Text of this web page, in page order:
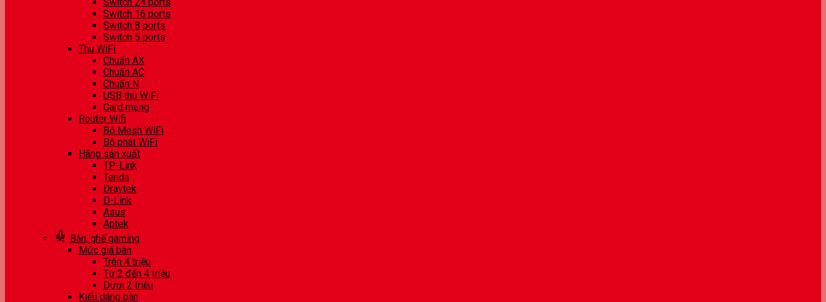
Switch 16 ports
Switch 8 ports
Switch 5 ports
Thu WiFi
Chuẩn AX
Chuẩn AC
Chuẩn N
USB thu WiFi
Card mạng
Router Wifi
Bộ Mesh WiFi
Bộ phát WiFi
Hãng sản xuất
TP-Link
Tenda
Draytek
D-Link
Asus
Aptek
Bàn, ghế gaming
Mức giá bàn
Trên 4 triệu
Từ 2 đến 4 triệu
Dưới 2 triệu
Kiểu dáng bàn